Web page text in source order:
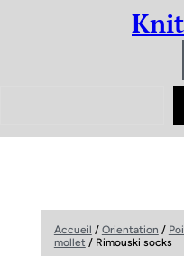
h
Accueil / Orientation /
mollet / Rimouski socks